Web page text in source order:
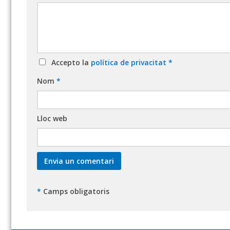
Accepto la política de privacitat *
Nom *
Lloc web
* Camps obligatoris